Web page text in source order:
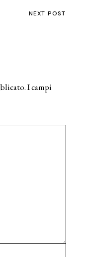
NEXT POST
I campi